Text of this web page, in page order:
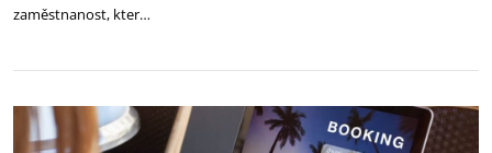
zaměstnanost, kter…